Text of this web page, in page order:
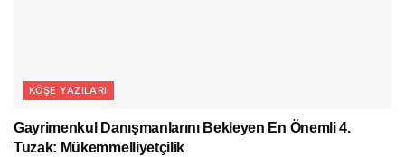
KÖŞE YAZILARI
Gayrimenkul Danışmanlarını Bekleyen En Önemli 4.
Tuzak: Mükemmelliyetçilik